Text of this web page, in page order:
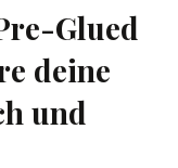
Glued
deine
und